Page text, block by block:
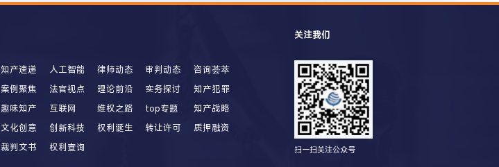
知产速递 人工智能 律师动态 审判动态
咨询荟萃
案例聚焦 法官视点 理论前沿 实务探讨
知产犯罪
趣味知产 互联网 维权之路 top专题
知产战略
文化创意 创新科技 权利诞生 转让许可
质押融资
裁判文书 权利查询
关注我们
扫一扫关注公众号